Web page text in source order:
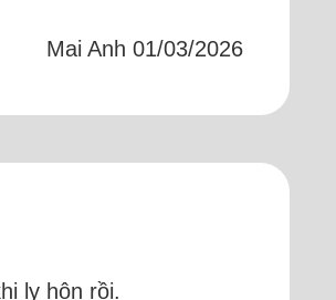
Mai Anh 01/03/2026
ly hôn rồi.